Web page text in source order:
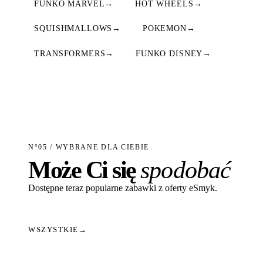
FUNKO MARVEL → HOT WHEELS →
SQUISHMALLOWS → POKEMON →
TRANSFORMERS → FUNKO DISNEY →
N°05 / WYBRANE DLA CIEBIE
Może Ci sięspodobać
Dostępne teraz popularne zabawki z oferty eSmyk.
WSZYSTKIE →